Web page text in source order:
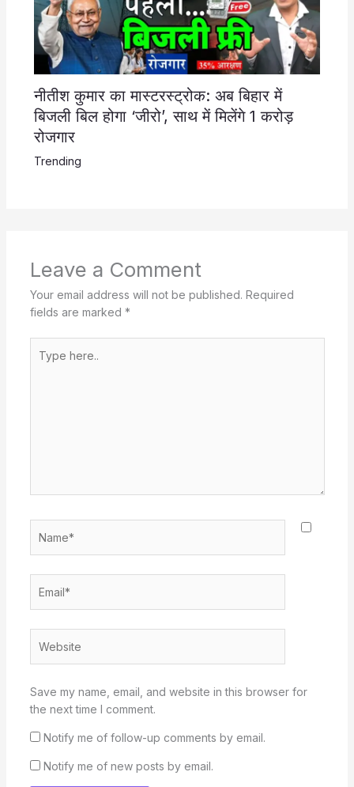
नीतीश कुमार का मास्टरस्ट्रोक: अब बिहार में
बिजली बिल होगा ‘जीरो’, साथ में मिलेंगे 1 करोड़
रोजगार
Trending
Leave a Comment
Your email address will not be published. Required
fields are marked *
here..
Save my name, email, and website in this browser for
the next time I comment.
Notify me of follow-up comments by email.
Notify me of new posts by email.